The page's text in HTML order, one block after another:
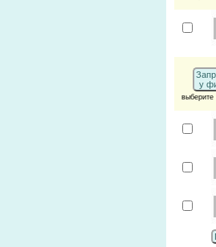
у
выберите